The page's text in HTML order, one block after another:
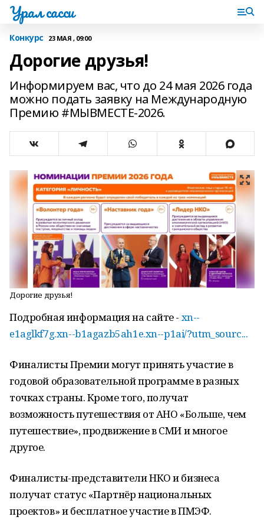
Урал сасси
Конкурс 23 МАЯ , 09:00
Дорогие друзья!
Информируем вас, что до 24 мая 2026 года
можно подать заявку на Международную
Премию #МЫВМЕСТЕ-2026.
Дорогие друзья!
Подробная информация на сайте - xn--
e1aglkf7g.xn--b1agazb5ah1e.xn--p1ai/?utm_sourc...
Финалисты Премии могут принять участие в
годовой образовательной программе в разных
точках страны. Кроме того, получат
возможность путешествия от АНО «Больше, чем
путешествие», продвижение в СМИ и многое
другое.
Финалисты-представители НКО и бизнеса
получат статус «Партнёр национальных
проектов» и бесплатное участие в ПМЭФ.